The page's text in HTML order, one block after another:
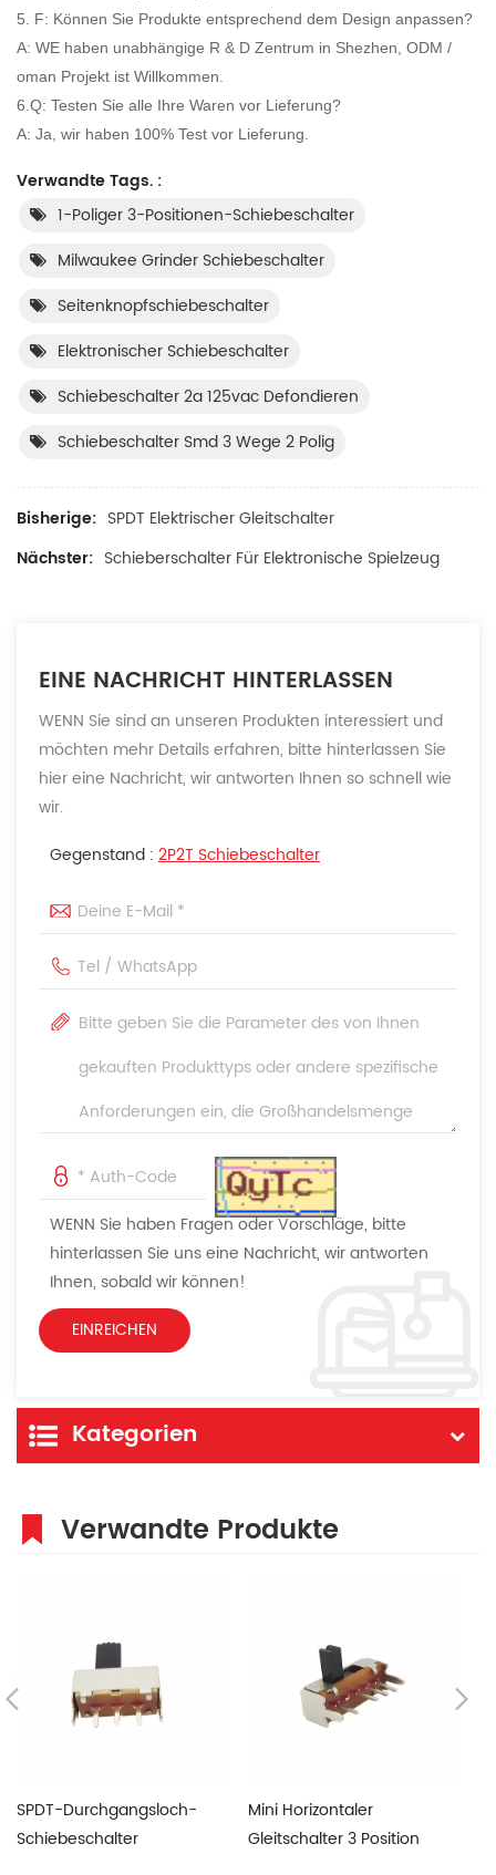
5. F: Können Sie Produkte entsprechend dem Design anpassen?
A: WE haben unabhängige R & D Zentrum in Shezhen, ODM /
oman Projekt ist Willkommen.
6.Q: Testen Sie alle Ihre Waren vor Lieferung?
A: Ja, wir haben 100% Test vor Lieferung.
Verwandte Tags. :
1-Poliger 3-Positionen-Schiebeschalter
Milwaukee Grinder Schiebeschalter
Seitenknopfschiebeschalter
Elektronischer Schiebeschalter
Schiebeschalter 2a 125vac Defondieren
Schiebeschalter Smd 3 Wege 2 Polig
Bisherige: SPDT Elektrischer Gleitschalter
Nächster: Schieberschalter Für Elektronische Spielzeug
EINE NACHRICHT HINTERLASSEN
WENN Sie sind an unseren Produkten interessiert und
möchten mehr Details erfahren, bitte hinterlassen Sie
hier eine Nachricht, wir antworten Ihnen so schnell wie
wir.
Gegenstand : 2P2T Schiebeschalter
WENN Sie haben Fragen oder Vorschläge, bitte
hinterlassen Sie uns eine Nachricht, wir antworten
Ihnen, sobald wir können!
Kategorien
Verwandte Produkte
SPDT-Durchgangsloch-
Schiebeschalter
Mini Horizontaler
Gleitschalter 3 Position